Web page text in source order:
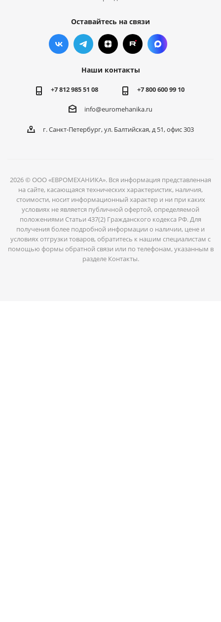
Оставайтесь на связи
Наши контакты
+7 812 985 51 08 +7 800 600 99 10
info@euromehanika.ru
г. Санкт-Петербург, ул. Балтийская, д 51, офис 303
2026 © ООО «ЕВРОМЕХАНИКА». Вся информация представленная
на сайте, касающаяся технических характеристик, наличия,
стоимости, носит информационный характер и ни при каких
условиях не является публичной офертой, определяемой
положениями Статьи 437(2) Гражданского кодекса РФ. Для
получения более подробной информации о наличии, цене и
условиях отгрузки товаров, обратитесь к нашим специалистам с
помощью формы обратной связи или по телефонам, указанным в
разделе Контакты.